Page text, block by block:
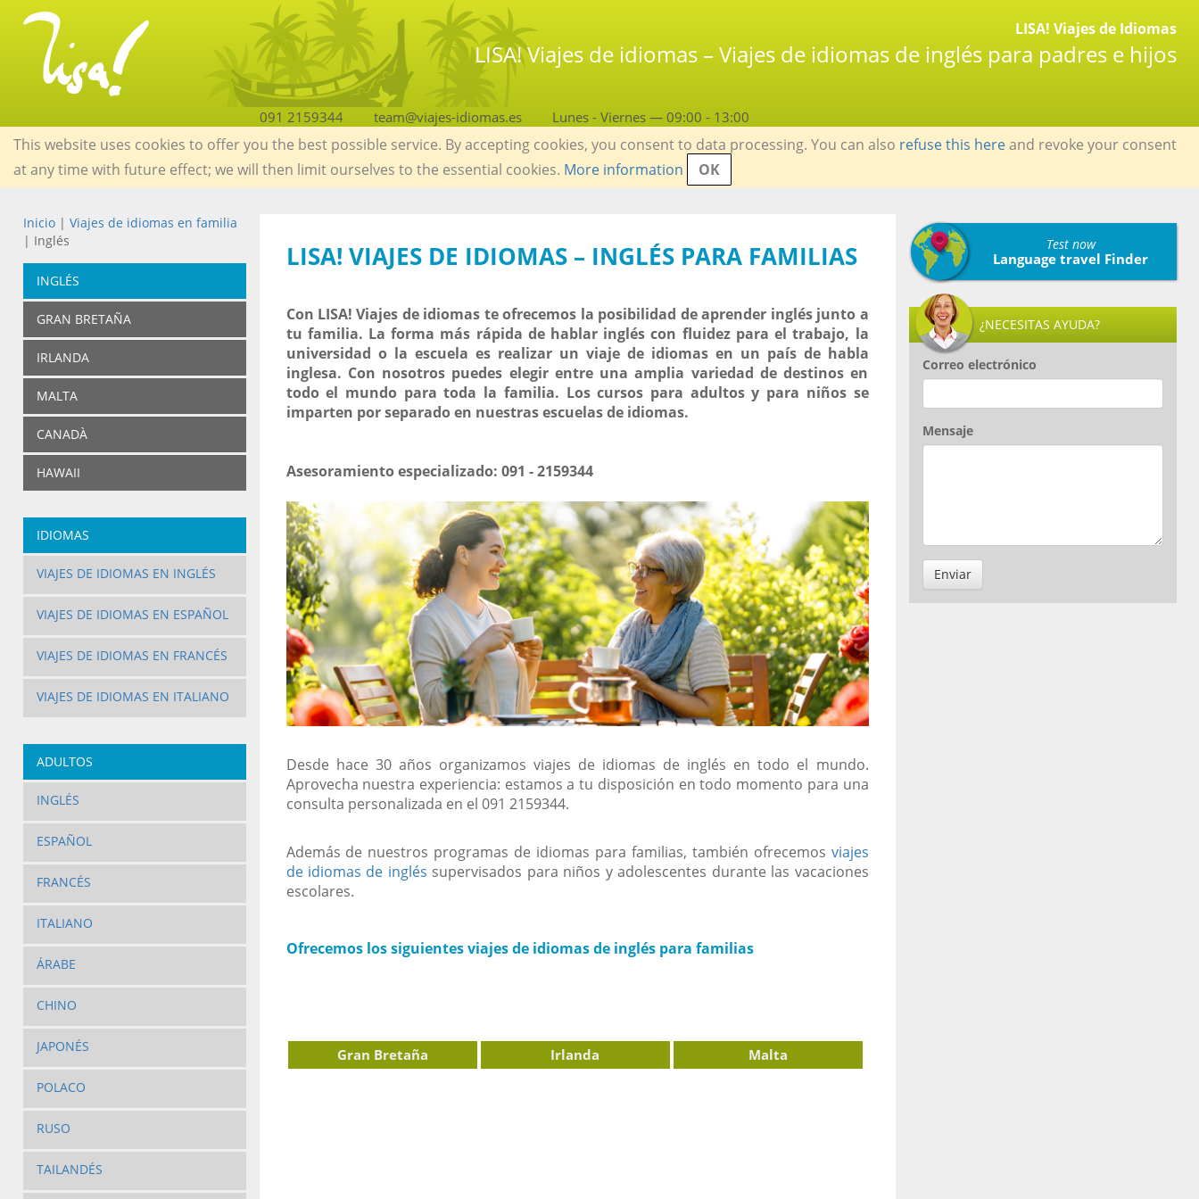
LISA! Viajes de Idiomas
LISA! Viajes de idiomas – Viajes de idiomas de inglés para padres e hijos
091 2159344 team@viajes-idiomas.es Lunes - Viernes — 09:00 - 13:00
This website uses cookies to offer you the best possible service. By accepting cookies, you consent to data processing. You can also refuse this hereand revoke your consent
at any time with future effect; we will then limit ourselves to the essential cookies. More information OK
Inicio| Viajes de idiomas en familia
| Inglés
INGLÉS
GRAN BRETAÑA
IRLANDA
MALTA
CANADÀ
HAWAII
IDIOMAS
VIAJES DE IDIOMAS EN INGLÉS
VIAJES DE IDIOMAS EN ESPAÑOL
VIAJES DE IDIOMAS EN FRANCÉS
VIAJES DE IDIOMAS EN ITALIANO
ADULTOS
INGLÉS
ESPAÑOL
FRANCÉS
ITALIANO
ÁRABE
CHINO
JAPONÉS
POLACO
RUSO
TAILANDÉS
LISA! VIAJES DE IDIOMAS – INGLÉS PARA FAMILIAS
Con LISA! Viajes de idiomas te ofrecemos la posibilidad de aprender inglés junto a
tu familia. La forma más rápida de hablar inglés con fluidez para el trabajo, la
universidad o la escuela es realizar un viaje de idiomas en un país de habla
inglesa. Con nosotros puedes elegir entre una amplia variedad de destinos en
todo el mundo para toda la familia. Los cursos para adultos y para niños se
imparten por separado en nuestras escuelas de idiomas.
Asesoramiento especializado: 091 - 2159344
Desde hace 30 años organizamos viajes de idiomas de inglés en todo el mundo.
Aprovecha nuestra experiencia: estamos a tu disposición en todo momento para una
consulta personalizada en el 091 2159344.
Además de nuestros programas de idiomas para familias, también ofrecemos viajes
de idiomas de inglés supervisados para niños y adolescentes durante las vacaciones
escolares.
Ofrecemos los siguientes viajes de idiomas de inglés para familias
Gran Bretaña Irlanda Malta
Test now
Language travel Finder
¿NECESITAS AYUDA?
Correo electrónico
Mensaje
Enviar